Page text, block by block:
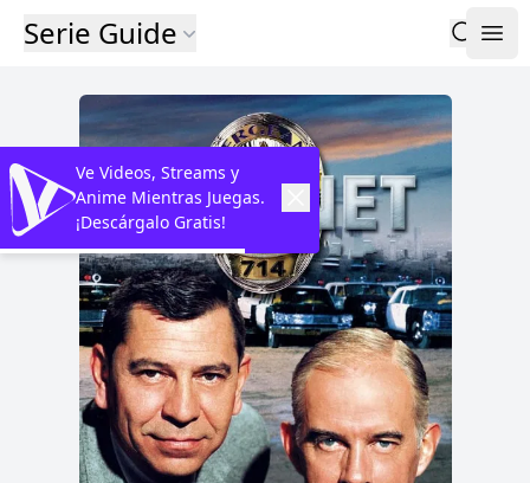
Serie Guide
Ve Videos, Streams y
Anime Mientras Juegas.
¡Descárgalo Gratis!